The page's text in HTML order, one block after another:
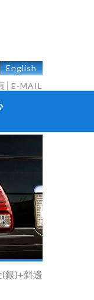
English
E-MAIL
(銀)+斜邊